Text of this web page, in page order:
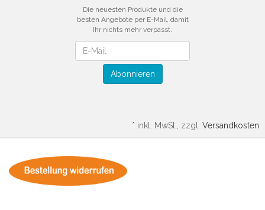
Die neuesten Produkte und die
besten Angebote per E-Mail, damit
Ihr nichts mehr verpasst.
Abonnieren
* inkl. MwSt., zzgl. Versandkosten